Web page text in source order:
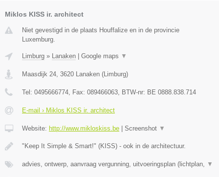
Miklos KISS ir. architect
Niet gevestigd in de plaats Houffalize en in de provincie
Luxemburg.
Limburg » Lanaken | Google maps ▼
Maasdijk 24 3620 Lanaken (Limburg)
Tel: 0495666774 , Fax: 089466063 , BTW-nr: BE 0888.838.714
E-mail › Miklos KISS ir. architect
Website: http://www.mikloskiss.be | Screenshot ▼
"Keep It Simple & Smart!" (KISS) - ook in de architectuur.
advies, ontwerp, aanvraag vergunning, uitvoeringsplan (lichtplan, ▼